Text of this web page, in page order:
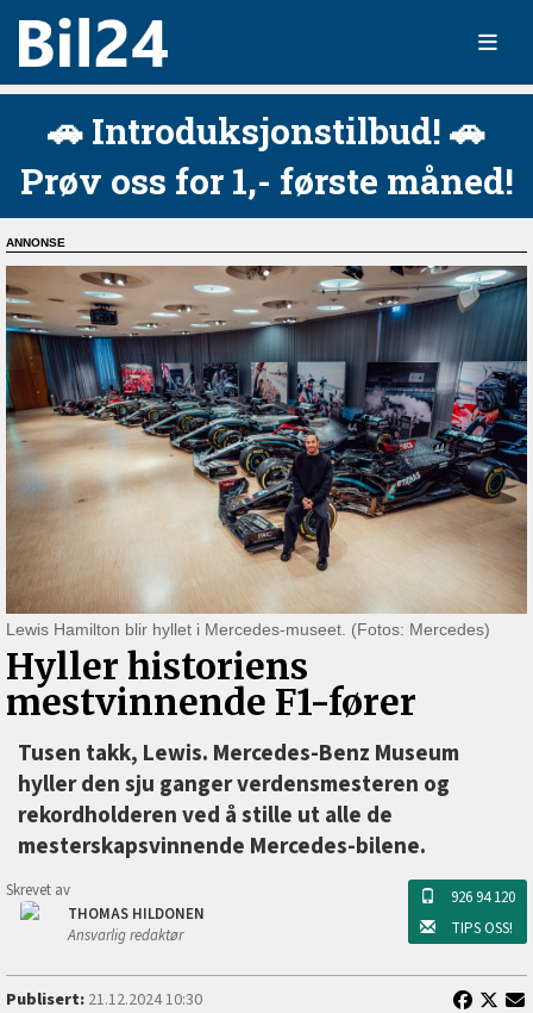
🚗 Introduksjonstilbud! 🚗
Prøv oss for 1,- første måned!
Lewis Hamilton blir hyllet i Mercedes-museet. (Fotos: Mercedes)
Hyller historiens
mestvinnende F1-fører
Tusen takk, Lewis. Mercedes-Benz Museum
hyller den sju ganger verdensmesteren og
rekordholderen ved å stille ut alle de
mesterskapsvinnende Mercedes-bilene.
Skrevet av
THOMAS HILDONEN
Ansvarlig redaktør
926 94 120
TIPS OSS!
Publisert:21.12.2024 10:30